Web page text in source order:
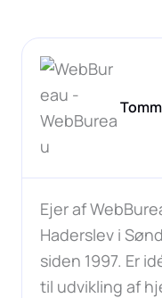
Ejer af
Haderslev i
siden 1997. Er
til udvikling af